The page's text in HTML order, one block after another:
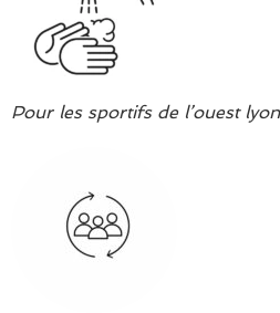
Pour les sportifs de l’ouest